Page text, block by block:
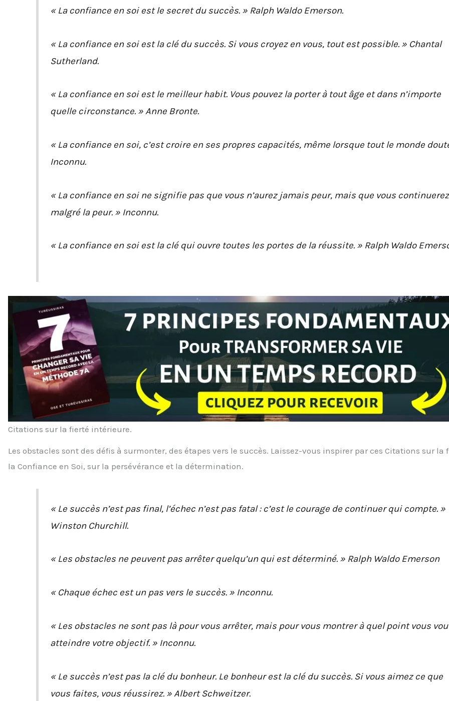
« La confiance en soi est le secret du succès. » Ralph Waldo Emerson.
« La confiance en soi est la clé du succès. Si vous croyez en vous, tout est possible. » Chantal
Sutherland.
« La confiance en soi est le meilleur habit. Vous pouvez la porter à tout âge et dans n’importe
quelle circonstance. » Anne Bronte.
« La confiance en soi, c’est croire en ses propres capacités, même lorsque tout le monde
Inconnu.
« La confiance en soi ne signifie pas que vous n’aurez jamais peur, mais que vous continuerez
malgré la peur. » Inconnu.
« La confiance en soi est la clé qui ouvre toutes les portes de la réussite. » Ralph Waldo
Citations sur la fierté intérieure.
Les obstacles sont des défis à surmonter, des étapes vers le succès. Laissez-vous inspirer par ces Citations sur la
la Confiance en Soi, sur la persévérance et la détermination.
« Le succès n’est pas final, l’échec n’est pas fatal : c’est le courage de continuer qui compte. »
Winston Churchill.
« Les obstacles ne peuvent pas arrêter quelqu’un qui est déterminé. » Ralph Waldo Emerson
« Chaque échec est un pas vers le succès. » Inconnu.
« Les obstacles ne sont pas là pour vous arrêter, mais pour vous montrer à quel point vous
atteindre votre objectif. » Inconnu.
« Le succès n’est pas la clé du bonheur. Le bonheur est la clé du succès. Si vous aimez ce que
vous faites, vous réussirez. » Albert Schweitzer.